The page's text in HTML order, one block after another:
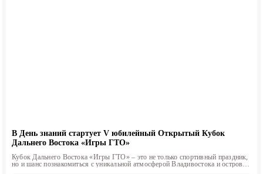
В День знаний стартует V юбилейный Открытый Кубок
Дальнего Востока «Игры ГТО»
Кубок Дальнего Востока «Игры ГТО» – это не только спортивный праздник,
но и шанс познакомиться с уникальной атмосферой Владивостока и острова